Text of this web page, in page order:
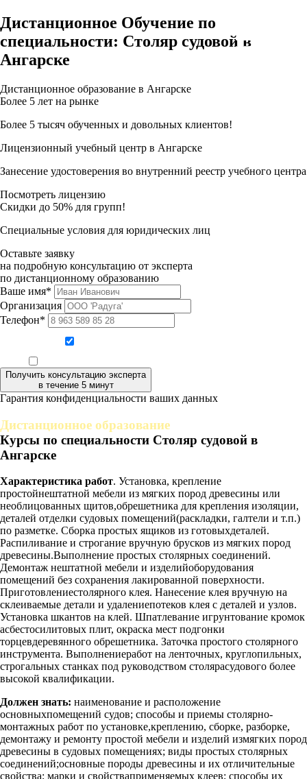
Дистанционное Обучение по
специальности: Столяр судовой в
Ангарске
Дистанционное образование в Ангарске
Более 5 лет на рынке
Более 5 тысяч обученных и довольных клиентов!
Лицензионный учебный центр в Ангарске
Занесение удостоверения во внутренний реестр учебного центра
Посмотреть лицензию
Скидки до 50% для групп!
Специальные условия для юридических лиц
Оставьте заявку
на подробную консультацию от эксперта
по дистанционному образованию
Ваше имя*
Организация
Телефон*
Получить консультацию эксперта
в течение 5 минут
Гарантия конфиденциальности ваших данных
Дистанционное образование
Курсы по специальности Столяр судовой в
Ангарске
Характеристика работ. Установка, крепление
простойнештатной мебели из мягких пород древесины или
необлицованных щитов,обрешетника для крепления изоляции,
деталей отделки судовых помещений(раскладки, галтели и т.п.)
по разметке. Сборка простых ящиков из готовыхдеталей.
Распиливание и строгание вручную брусков из мягких пород
древесины.Выполнение простых столярных соединений.
Демонтаж нештатной мебели и изделийоборудования
помещений без сохранения лакированной поверхности.
Приготовлениестолярного клея. Нанесение клея вручную на
склеиваемые детали и удалениепотеков клея с деталей и узлов.
Установка шкантов на клей. Шпатлевание игрунтование кромок
асбестосилитовых плит, окраска мест подгонки
торцевдеревянного обрешетника. Заточка простого столярного
инструмента. Выполнениеработ на ленточных, круглопильных,
строгальных станках под руководством столярасудового более
высокой квалификации.
Должен знать: наименование и расположение
основныхпомещений судов; способы и приемы столярно-
монтажных работ по установке,креплению, сборке, разборке,
демонтажу и ремонту простой мебели и изделий измягких пород
древесины в судовых помещениях; виды простых столярных
соединений;основные породы древесины и их отличительные
свойства; марки и свойстваприменяемых клеев; способы их